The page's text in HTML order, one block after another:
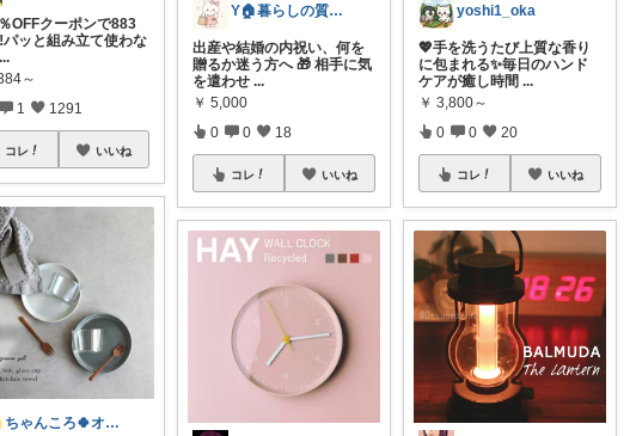
OFFクーポンで883
パッと組み立て使わな
...
～
1 1291
コレ いいね
ちゃんころ🍀オリ写/インテリア/キッズ
Y🏠暮らしの質が上がる物探し
出産や結婚の内祝い、何を
贈るか迷う方へ 🎁 相手に気
を遣わせ ...
￥ 5,000
0 0 18
コレ いいね
yoshi1_oka
💖手を洗うたび上質な香り
に包まれる✨毎日のハンド
ケアが癒し時間 ...
￥ 3,800～
0 0 20
コレ いいね